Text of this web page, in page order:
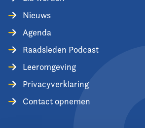
Nieuws
Agenda
Raadsleden Podcast
Leeromgeving
Privacyverklaring
Contact opnemen